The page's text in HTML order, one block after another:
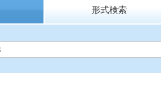
形式検索